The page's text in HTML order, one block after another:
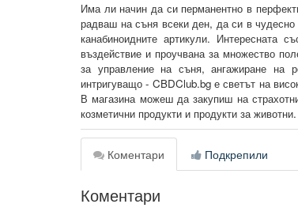
Има ли начин да си перманентно в
радваш на съня всеки ден, да си в
канабиноидните артикули. Интересната
въздействие и проучвана за множество
за управление на съня, ангажиране на
интригуващо - CBDClub.bg е светът на
В магазина можеш да закупиш на
козметични продукти и продукти за животни.
Коментари Подкрепили
Коментари